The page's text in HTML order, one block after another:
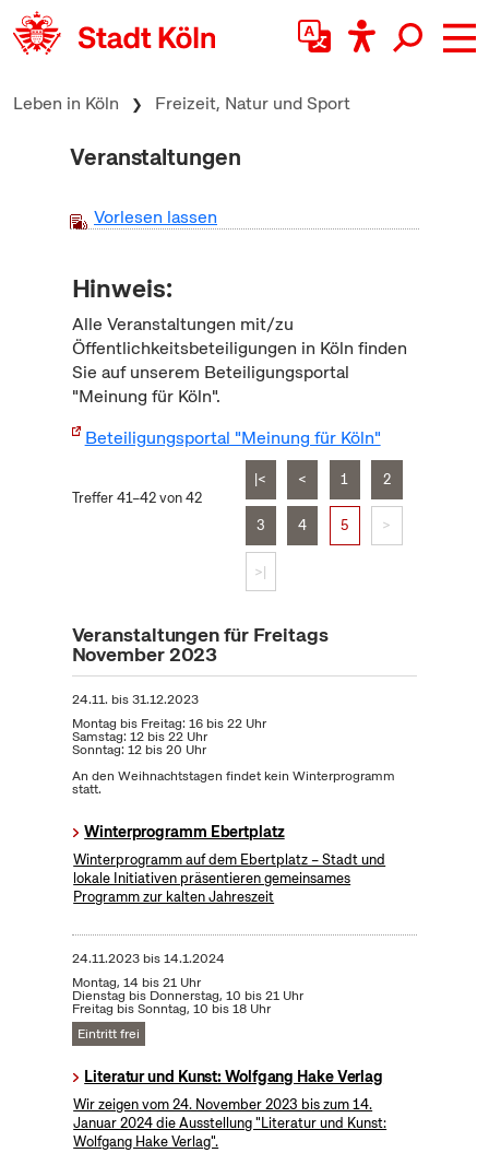
zum Inhalt springen
Leben in Köln Freizeit, Natur und Sport
Veranstaltungen
Vorlesen lassen
Hinweis:
Alle Veranstaltungen mit/zu
Öffentlichkeitsbeteiligungen in Köln finden
Sie auf unserem Beteiligungsportal
"Meinung für Köln".
Beteiligungsportal "Meinung für Köln"
Treffer 41–42 von 42
|< < 1 2
3 4 5 >
>|
Veranstaltungen für Freitags
November 2023
24.11. bis31.12.2023
Montag bis Freitag: 16 bis 22 Uhr
Samstag: 12 bis 22 Uhr
Sonntag: 12 bis 20 Uhr
An den Weihnachtstagen findet kein Winterprogramm
statt.
Winterprogramm Ebertplatz
Winterprogramm auf dem Ebertplatz – Stadt und
lokale Initiativen präsentieren gemeinsames
Programm zur kalten Jahreszeit
24.11.2023bis14.1.2024
Montag, 14 bis 21 Uhr
Dienstag bis Donnerstag, 10 bis 21 Uhr
Freitag bis Sonntag, 10 bis 18 Uhr
Eintritt frei
Literatur und Kunst: Wolfgang Hake Verlag
Wir zeigen vom 24. November 2023 bis zum 14.
Januar 2024 die Ausstellung "Literatur und Kunst:
Wolfgang Hake Verlag".